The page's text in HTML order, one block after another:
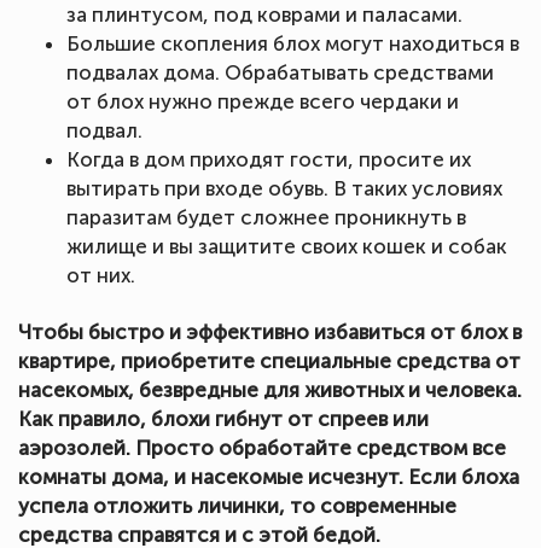
за плинтусом, под коврами и паласами.
Большие скопления блох могут находиться в
подвалах дома. Обрабатывать средствами
от блох нужно прежде всего чердаки и
подвал.
Когда в дом приходят гости, просите их
вытирать при входе обувь. В таких условиях
паразитам будет сложнее проникнуть в
жилище и вы защитите своих кошек и собак
от них.
Чтобы быстро и эффективно избавиться от блох в
квартире, приобретите специальные средства от
насекомых, безвредные для животных и человека.
Как правило, блохи гибнут от спреев или
аэрозолей. Просто обработайте средством все
комнаты дома, и насекомые исчезнут. Если блоха
успела отложить личинки, то современные
средства справятся и с этой бедой.